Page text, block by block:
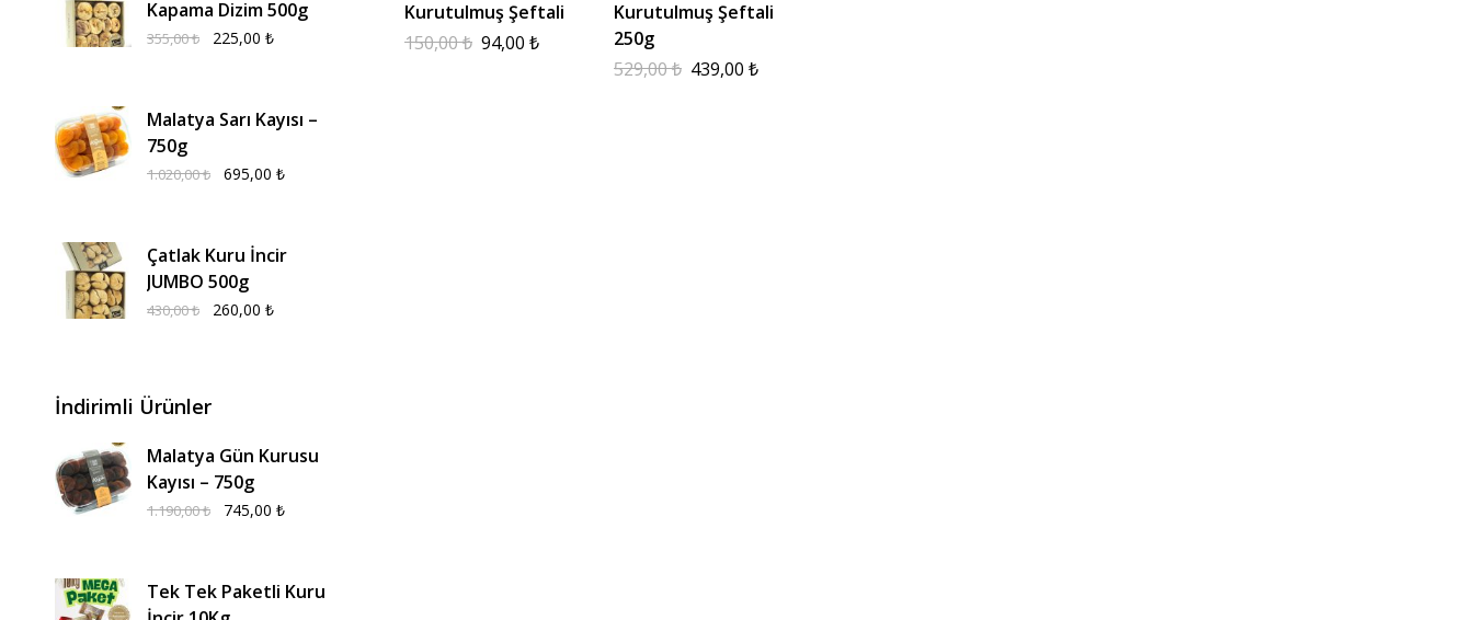
Kapama Dizim 500g
355,00₺ 225,00 ₺
Malatya Sarı Kayısı –
750g
1.020,00₺ 695,00 ₺
Çatlak Kuru İncir
JUMBO 500g
430,00₺ 260,00 ₺
İndirimli Ürünler
Malatya Gün Kurusu
Kayısı – 750g
1.190,00₺ 745,00 ₺
Tek Tek Paketli Kuru
Kurutulmuş Şeftali
150,00₺ 94,00 ₺
Kurutulmuş Şeftali
250g
529,00₺ 439,00 ₺